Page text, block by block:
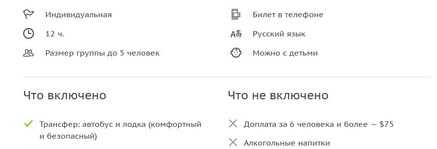
Индивидуальная
12 ч.
Размер группы до 5 человек
Билет в телефоне
Русский язык
Можно с детьми
Что включено
Трансфер: автобус и лодка (комфортный
и безопасный)
Что не включено
Доплата за 6 человека и более — $75
Алкогольные напитки